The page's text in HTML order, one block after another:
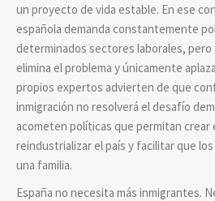
un proyecto de vida estable. En ese
española demanda constantemente
determinados sectores laborales, pero
elimina el problema y únicamente
propios expertos advierten de que
inmigración no resolverá el desafío
acometen políticas que permitan crear
reindustrializar el país y facilitar que
una familia.
España no necesita más inmigrantes.